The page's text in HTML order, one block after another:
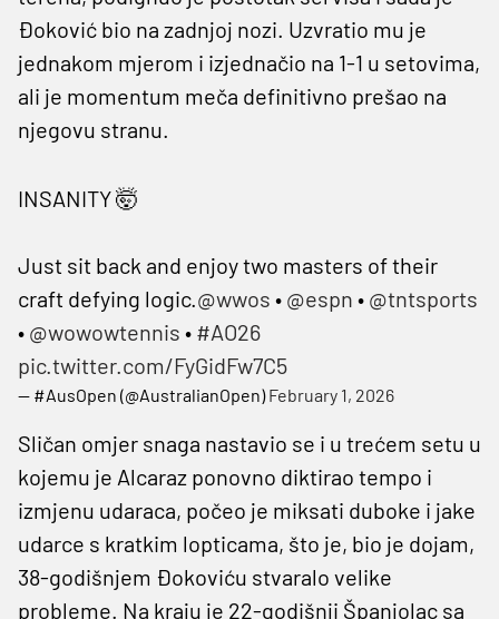
Đoković bio na zadnjoj nozi. Uzvratio mu je
jednakom mjerom i izjednačio na 1-1 u setovima,
ali je momentum meča definitivno prešao na
njegovu stranu.
INSANITY 🤯
Just sit back and enjoy two masters of their
craft defying logic.@wwos • @espn • @tntsports
• @wowowtennis • #AO26
pic.twitter.com/FyGidFw7C5
— #AusOpen (@AustralianOpen)February 1, 2026
Sličan omjer snaga nastavio se i u trećem setu u
kojemu je Alcaraz ponovno diktirao tempo i
izmjenu udaraca, počeo je miksati duboke i jake
udarce s kratkim lopticama, što je, bio je dojam,
38-godišnjem Đokoviću stvaralo velike
probleme. Na kraju je 22-godišnji Španjolac sa